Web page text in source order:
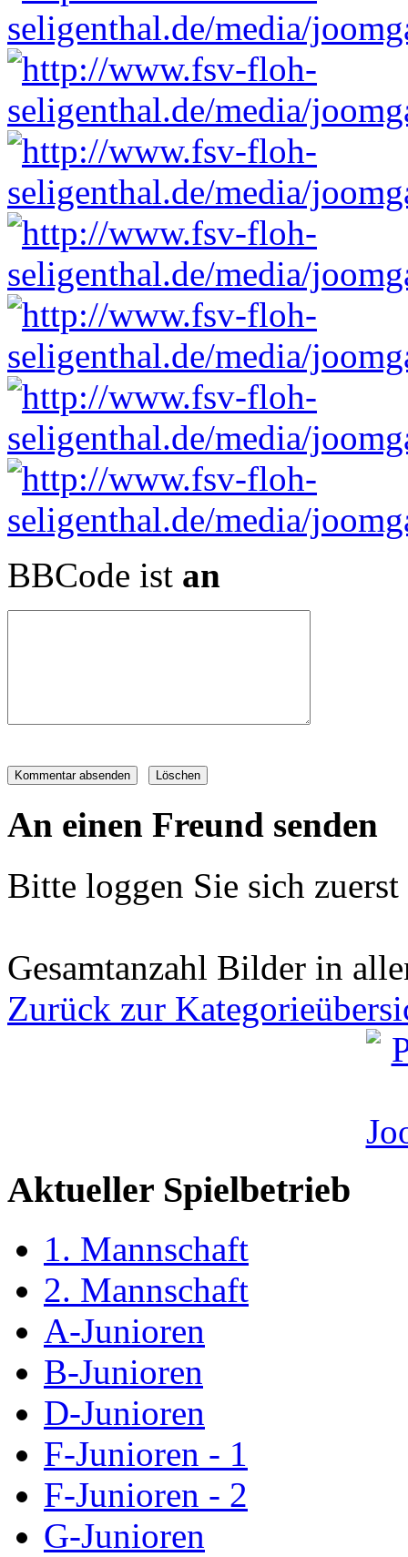
BBCode ist an
An einen Freund senden
Bitte loggen Sie sich
Gesamtanzahl Bilder in
Zurück zur
Aktueller Spielbetrieb
1. Mannschaft
2. Mannschaft
A-Junioren
B-Junioren
D-Junioren
F-Junioren - 1
F-Junioren - 2
G-Junioren